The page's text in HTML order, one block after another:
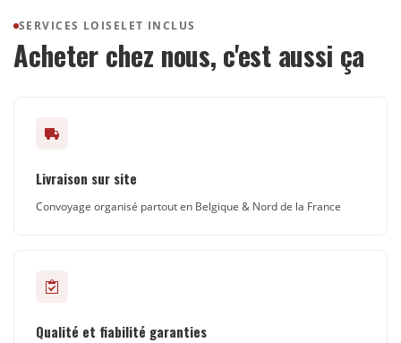
SERVICES LOISELET INCLUS
Acheter chez nous, c'est aussi ça
Livraison sur site
Convoyage organisé partout en Belgique & Nord de la France
Qualité et fiabilité garanties